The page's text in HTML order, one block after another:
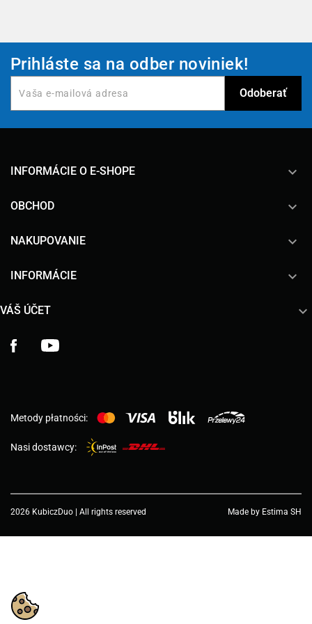
Prihláste sa na odber noviniek!
INFORMÁCIE O E-SHOPE keyboard_arrow_down
OBCHOD 
NAKUPOVANIE 
INFORMÁCIE 
VÁŠ ÚČET 
Facebook
Metody płatności:
Nasi dostawcy:
2026 KubiczDuo | All rights reserved Made by Estima SH